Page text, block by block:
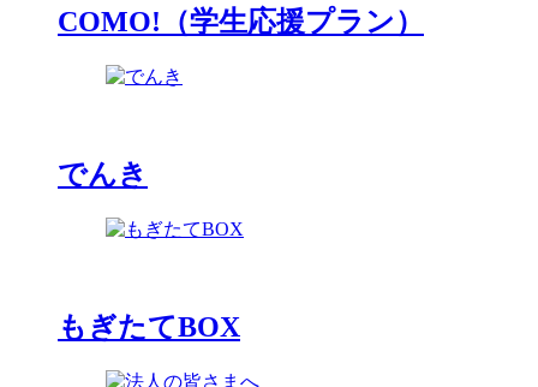
COMO!（学生応援プラン）
でんき
もぎたてBOX